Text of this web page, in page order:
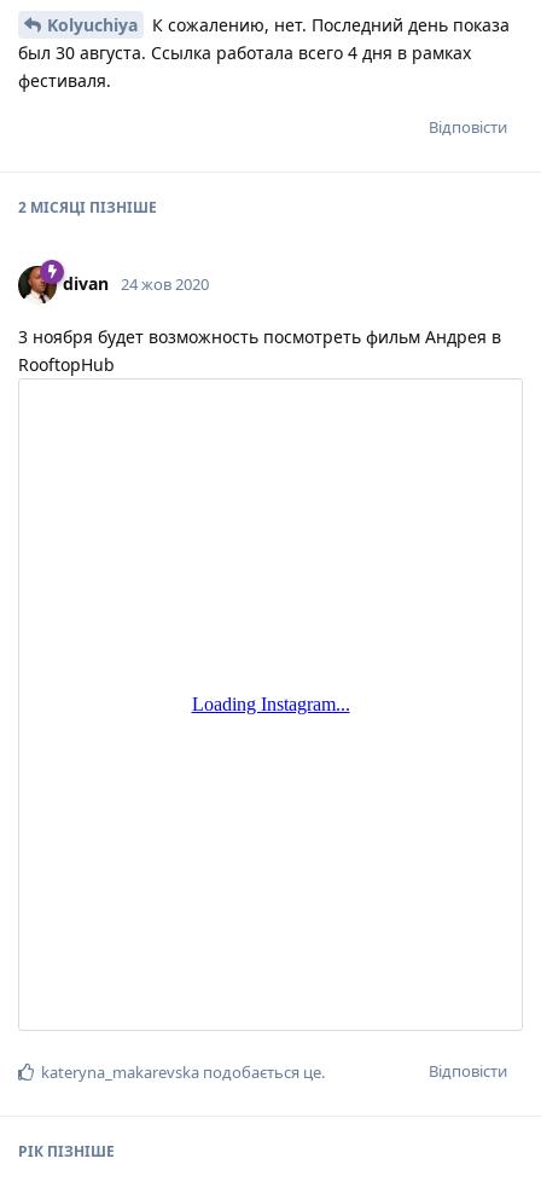
Kolyuchiya
К сожалению, нет. Последний день показа
был 30 августа. Ссылка работала всего 4 дня в рамках
фестиваля.
Відповісти
2 МІСЯЦІ ПІЗНІШЕ
divan 24 жов 2020
3 ноября будет возможность посмотреть фильм Андрея в
RooftopHub
Відповісти
kateryna_makarevska подобається це.
РІК ПІЗНІШЕ